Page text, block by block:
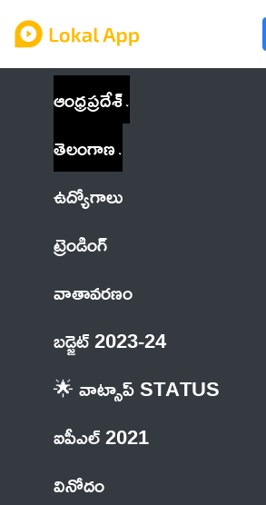
ఆంధ్రప్రదేశ్
తెలంగాణ
ఉద్యోగాలు
ట్రెండింగ్
వాతావరణం
బడ్జెట్ 2023-24
🌟 వాట్సాప్ STATUS
ఐపీఎల్ 2021
వినోదం